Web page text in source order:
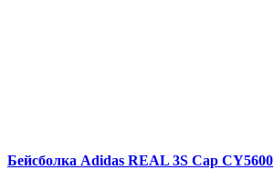
Бейсболка Adidas REAL 3S Cap CY5600